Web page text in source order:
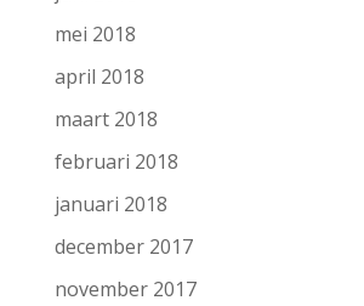
mei 2018
april 2018
maart 2018
februari 2018
januari 2018
december 2017
november 2017